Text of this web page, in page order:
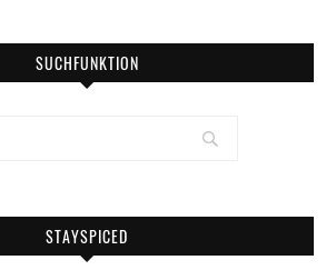
SUCHFUNKTION
STAYSPICED